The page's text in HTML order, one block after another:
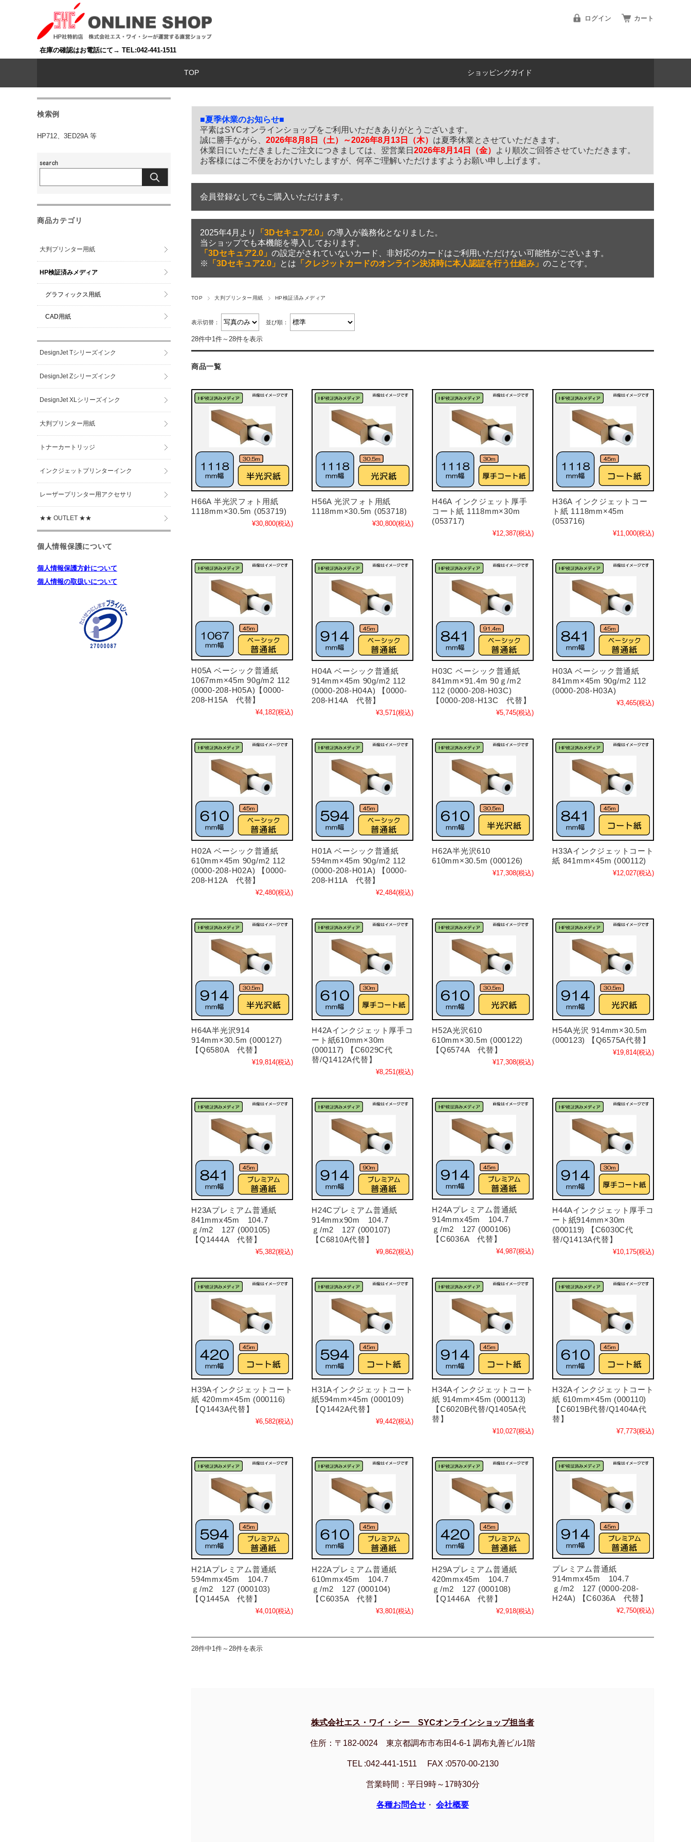
在庫の確認はお電話にて→ TEL:042-441-1511
ログイン カート
TOP ショッピングガイド
■夏季休業のお知らせ■
平素はSYCオンラインショップをご利用いただきありがとうございます。
誠に勝手ながら、 2026年8月8日（土）～2026年8月13日（木） は夏季休業とさせていただきます。
休業日にいただきましたご注文につきましては、翌営業日 2026年8月14日（金）
より順次ご回答させていただきます。
お客様にはご不便をおかけいたしますが、何卒ご理解いただけますようお願い申し上げます。
会員登録なしでもご購入いただけます。
2025年4月より 「3Dセキュア2.0」 の導入が義務化となりました。
当ショップでも本機能を導入しております。
「3Dセキュア2.0」 の設定がされていないカード、非対応のカードはご利用いただけない可能性がございます。
※
「3Dセキュア2.0」 とは 「クレジットカードのオンライン決済時に本人認証を行う仕組み」 のことです。
TOP 大判プリンター用紙 HP検証済みメディア
表示切替： 並び順：
28件中1件～28件を表示
商品一覧
H66A 半光沢フォト用紙
1118mm×30.5m (053719)
¥30,800(税込)
H56A 光沢フォト用紙
1118mm×30.5m (053718)
¥30,800(税込)
H46A インクジェット厚手
コート紙 1118mm×30m
(053717)
¥12,387(税込)
H36A インクジェットコー
ト紙 1118mm×45m
(053716)
¥11,000(税込)
H05A ベーシック普通紙
1067mm×45m 90g/m2 112
(0000-208-H05A)【0000-
208-H15A 代替】
¥4,182(税込)
H04A ベーシック普通紙
914mm×45m 90g/m2 112
(0000-208-H04A) 【0000-
208-H14A 代替】
¥3,571(税込)
H03C ベーシック普通紙
841mm×91.4m 90ｇ/m2
112 (0000-208-H03C)
【0000-208-H13C 代替】
¥5,745(税込)
H03A ベーシック普通紙
841mm×45m 90g/m2 112
(0000-208-H03A)
¥3,465(税込)
H02A ベーシック普通紙
610mm×45m 90g/m2 112
(0000-208-H02A) 【0000-
208-H12A 代替】
¥2,480(税込)
H01A ベーシック普通紙
594mm×45m 90g/m2 112
(0000-208-H01A) 【0000-
208-H11A 代替】
¥2,484(税込)
H62A半光沢610
610mm×30.5m (000126)
¥17,308(税込)
H33Aインクジェットコート
紙 841mm×45m (000112)
¥12,027(税込)
H64A半光沢914
914mm×30.5m (000127)
【Q6580A 代替】
¥19,814(税込)
H42Aインクジェット厚手コ
ート紙610mm×30m
(000117) 【C6029C代
替/Q1412A代替】
¥8,251(税込)
H52A光沢610
610mm×30.5m (000122)
【Q6574A 代替】
¥17,308(税込)
H54A光沢 914mm×30.5m
(000123) 【Q6575A代替】
¥19,814(税込)
H23Aプレミアム普通紙
841mmx45m 104.7
ｇ/m2 127 (000105)
【Q1444A 代替】
¥5,382(税込)
H24Cプレミアム普通紙
914mmx90m 104.7
ｇ/m2 127 (000107)
【C6810A代替】
¥9,862(税込)
H24Aプレミアム普通紙
914mmx45m 104.7
ｇ/m2 127 (000106)
【C6036A 代替】
¥4,987(税込)
H44Aインクジェット厚手コ
ート紙914mm×30m
(000119) 【C6030C代
替/Q1413A代替】
¥10,175(税込)
H39Aインクジェットコート
紙 420mm×45m (000116)
【Q1443A代替】
¥6,582(税込)
H31Aインクジェットコート
紙594mm×45m (000109)
【Q1442A代替】
¥9,442(税込)
H34Aインクジェットコート
紙 914mm×45m (000113)
【C6020B代替/Q1405A代
替】
¥10,027(税込)
H32Aインクジェットコート
紙 610mm×45m (000110)
【C6019B代替/Q1404A代
替】
¥7,773(税込)
H21Aプレミアム普通紙
594mmx45m 104.7
ｇ/m2 127 (000103)
【Q1445A 代替】
¥4,010(税込)
H22Aプレミアム普通紙
610mmx45m 104.7
ｇ/m2 127 (000104)
【C6035A 代替】
¥3,801(税込)
H29Aプレミアム普通紙
420mmx45m 104.7
ｇ/m2 127 (000108)
【Q1446A 代替】
¥2,918(税込)
プレミアム普通紙
914mmx45m 104.7
ｇ/m2 127 (0000-208-
H24A) 【C6036A 代替】
¥2,750(税込)
28件中1件～28件を表示
株式会社エス・ワイ・シー SYCオンラインショップ担当者
住所：〒182-0024 東京都調布市布田4-6-1 調布丸善ビル1階
TEL :042-441-1511 FAX :0570-00-2130
営業時間：平日9時～17時30分
各種お問合せ ・ 会社概要
検索例
HP712、3ED29A 等
商品カテゴリ
大判プリンター用紙
HP検証済みメディア
グラフィックス用紙
CAD用紙
DesignJet Tシリーズインク
DesignJet Zシリーズインク
DesignJet XLシリーズインク
大判プリンター用紙
トナーカートリッジ
インクジェットプリンターインク
レーザープリンター用アクセサリ
★★ OUTLET ★★
個人情報保護について
個人情報保護方針について
個人情報の取扱いについて